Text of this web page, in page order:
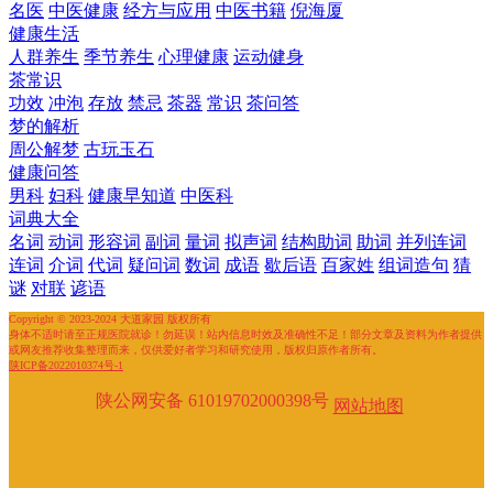
名医 中医健康 经方与应用 中医书籍 倪海厦
健康生活
人群养生 季节养生 心理健康 运动健身
茶常识
功效 冲泡 存放 禁忌 茶器 常识 茶问答
梦的解析
周公解梦 古玩玉石
健康问答
男科 妇科 健康早知道 中医科
词典大全
名词 动词 形容词 副词 量词 拟声词 结构助词 助词 并列连词
连词 介词 代词 疑问词 数词 成语 歇后语 百家姓 组词造句 猜
谜 对联 谚语
Copyright © 2023-2024 大道家园 版权所有
身体不适时请至正规医院就诊！勿延误！站内信息时效及准确性不足！部分文章及资料为作者提供
或网友推荐收集整理而来，仅供爱好者学习和研究使用，版权归原作者所有。
陕ICP备2022010374号-1
陕公网安备 61019702000398号 网站地图